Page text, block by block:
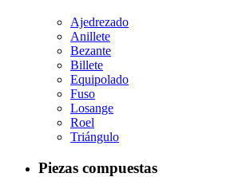
Ajedrezado
Anillete
Bezante
Billete
Equipolado
Fuso
Losange
Roel
Triángulo
Piezas compuestas